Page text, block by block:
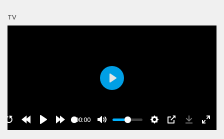
TV
00:00
Play